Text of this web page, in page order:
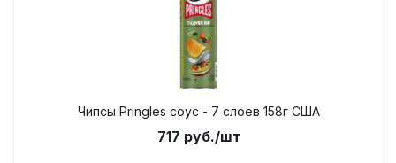
Чипсы Pringles соус - 7 слоев 158г США
717 руб./шт